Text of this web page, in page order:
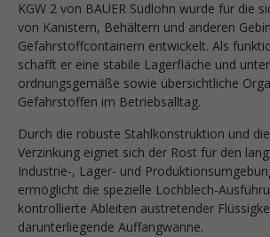
KGW 2 von BAUER Südlohn wurde für die
von Kanistern, Behältern und anderen
Gefahrstoffcontainern entwickelt. Als
schafft er eine stabile Lagerfläche und
ordnungsgemäße sowie übersichtliche
Gefahrstoffen im Betriebsalltag.
Durch die robuste Stahlkonstruktion und
Verzinkung eignet sich der Rost für den
Industrie-, Lager- und
ermöglicht die spezielle Lochblech-
kontrollierte Ableiten austretender
darunterliegende Auffangwanne.